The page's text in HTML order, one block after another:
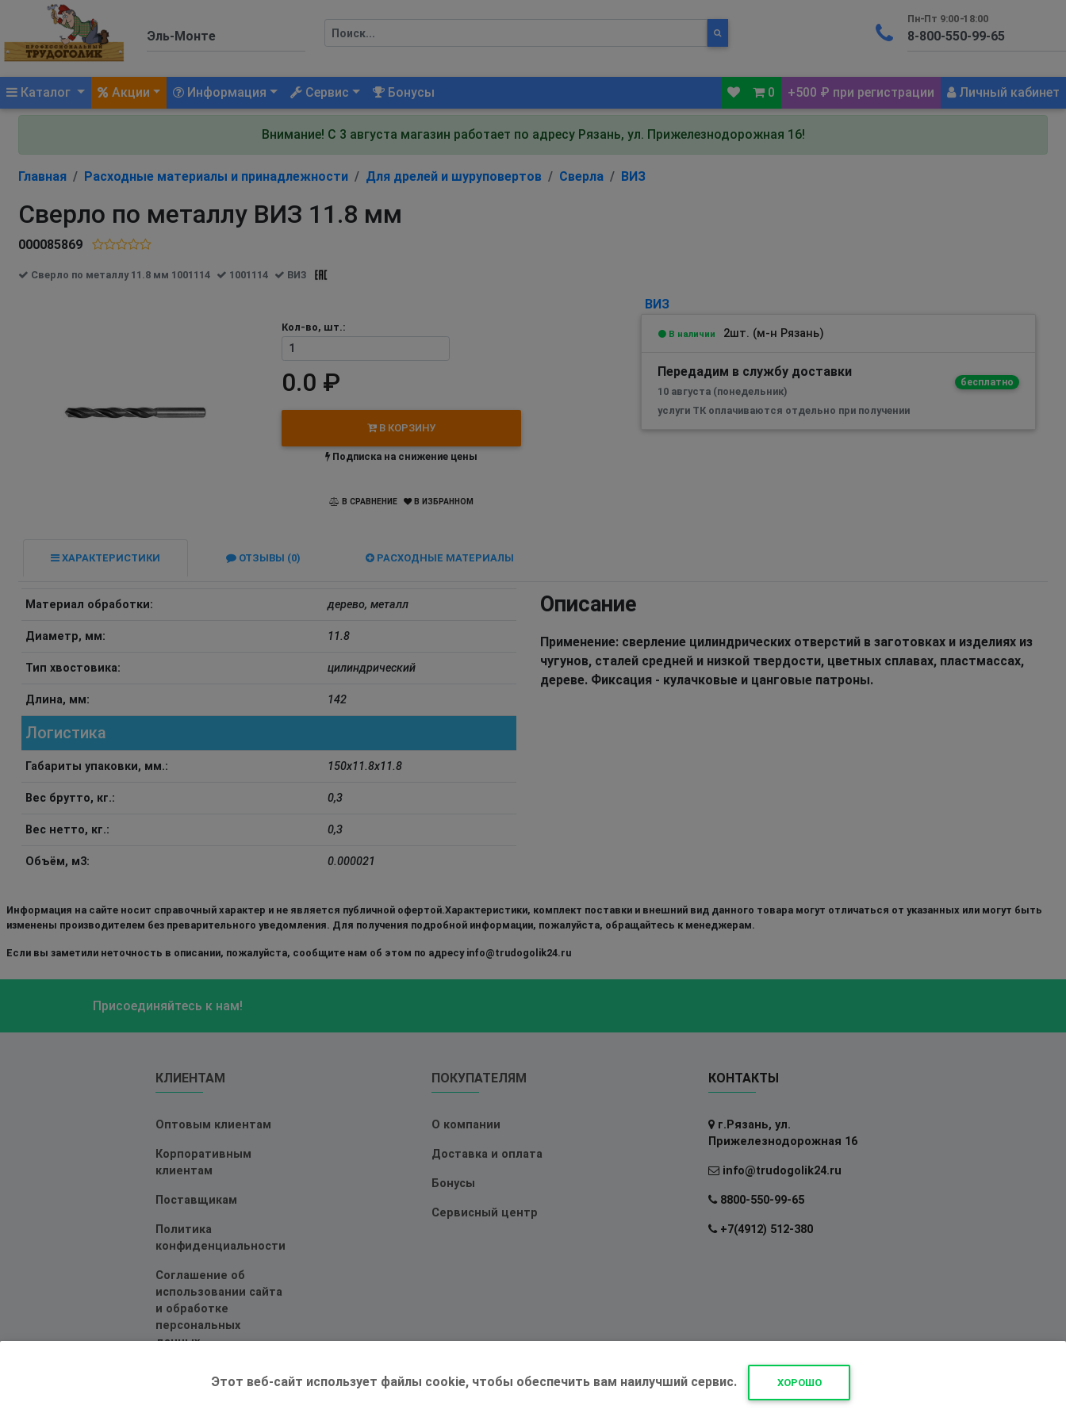
Пн-Пт 9:00-18:00
Каталог (current)Акции Информация Сервис Бонусы 0 +500 ₽ при регистрации Личный кабинет
Внимание! С 3 августа магазин работает по адресу Рязань, ул. Прижелезнодорожная 16!
Главная Расходные материалы и принадлежности Для дрелей и шуруповертов Сверла ВИЗ
Сверло по металлу ВИЗ 11.8 мм
000085869
Сверло по металлу 11.8 мм 1001114 1001114 ВИЗ
Кол-во, шт.:
0.0 ₽
В КОРЗИНУ
Подписка на снижение цены
В СРАВНЕНИЕ В ИЗБРАННОМ
ВИЗ
В наличии 2шт. (м-н Рязань)
Передадим в службу доставки
бесплатно
10 августа (понедельник)
услуги ТК оплачиваются отдельно при получении
ХАРАКТЕРИСТИКИ ОТЗЫВЫ (0) РАСХОДНЫЕ МАТЕРИАЛЫ
Материал обработки: дерево, металл
Диаметр, мм: 11.8
Тип хвостовика: цилиндрический
Длина, мм: 142
Логистика
Габариты упаковки, мм.: 150x11.8x11.8
Вес брутто, кг.: 0,3
Вес нетто, кг.: 0,3
Объём, м3: 0.000021
Описание
Применение: сверление цилиндрических отверстий в заготовках и изделиях из
чугунов, сталей средней и низкой твердости, цветных сплавах, пластмассах,
дереве. Фиксация - кулачковые и цанговые патроны.
Информация на сайте носит справочный характер и не является публичной офертой.Характеристики, комплект поставки и внешний вид данного товара могут отличаться от указанных или могут быть
изменены производителем без преварительного уведомления. Для получения подробной информации, пожалуйста, обращайтесь к менеджерам.
Если вы заметили неточность в описании, пожалуйста, сообщите нам об этом по адресу info@trudogolik24.ru
Присоединяйтесь к нам!
КЛИЕНТАМ
Оптовым клиентам
Корпоративным
клиентам
Поставщикам
Политика
конфиденциальности
Соглашение об
использовании сайта
и обработке
персональных
данных
ПОКУПАТЕЛЯМ
О компании
Доставка и оплата
Бонусы
Сервисный центр
КОНТАКТЫ
г.Рязань, ул.
Прижелезнодорожная 16
info@trudogolik24.ru
8800-550-99-65
+7(4912) 512-380
Этот веб-сайт использует файлы cookie, чтобы обеспечить вам наилучший сервис. ХОРОШО